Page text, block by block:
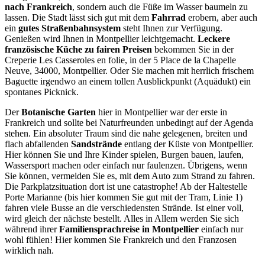
nach Frankreich, sondern auch die Füße im Wasser baumeln zu
lassen. Die Stadt lässt sich gut mit dem Fahrrad erobern, aber auch
ein gutes Straßenbahnsystem steht Ihnen zur Verfügung.
Genießen wird Ihnen in Montpellier leichtgemacht. Leckere
französische Küche zu fairen Preisen bekommen Sie in der
Creperie Les Casseroles en folie, in der 5 Place de la Chapelle
Neuve, 34000, Montpellier. Oder Sie machen mit herrlich frischem
Baguette irgendwo an einem tollen Ausblickpunkt (Aquädukt) ein
spontanes Picknick.
DerBotanische Garten hier in Montpellier war der erste in
Frankreich und sollte bei Naturfreunden unbedingt auf der Agenda
stehen. Ein absoluter Traum sind die nahe gelegenen, breiten und
flach abfallenden Sandstrände entlang der Küste von Montpellier.
Hier können Sie und Ihre Kinder spielen, Burgen bauen, laufen,
Wassersport machen oder einfach nur faulenzen. Übrigens, wenn
Sie können, vermeiden Sie es, mit dem Auto zum Strand zu fahren.
Die Parkplatzsituation dort ist une catastrophe! Ab der Haltestelle
Porte Marianne (bis hier kommen Sie gut mit der Tram, Linie 1)
fahren viele Busse an die verschiedensten Strände. Ist einer voll,
wird gleich der nächste bestellt. Alles in Allem werden Sie sich
während ihrerFamiliensprachreise in Montpellier einfach nur
wohl fühlen! Hier kommen Sie Frankreich und den Franzosen
wirklich nah.